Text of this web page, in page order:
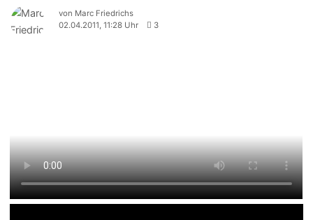
von Marc Friedrichs
02.04.2011, 11:28 Uhr
3